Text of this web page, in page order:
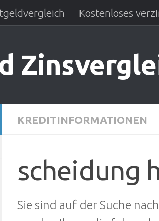
Kostenloses
KREDITINFORMATIONEN
scheidung
Sie sind auf der Suche